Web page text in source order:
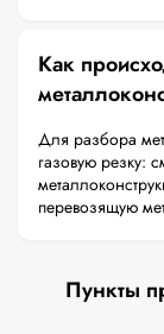
Как
Для разбора
газовую резку:
перевозящую
Пункты